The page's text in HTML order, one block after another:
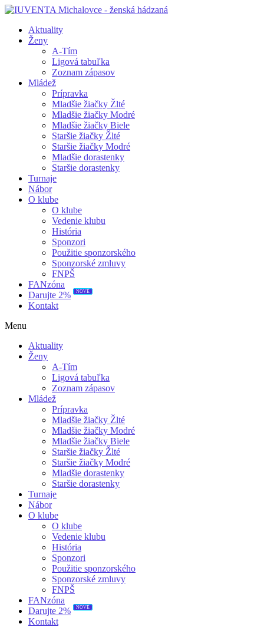
Aktuality
Ženy
A-Tím
Ligová tabuľka
Zoznam zápasov
Mládež
Prípravka
Mladšie žiačky Žlté
Mladšie žiačky Modré
Mladšie žiačky Biele
Staršie žiačky Žlté
Staršie žiačky Modré
Mladšie dorastenky
Staršie dorastenky
Turnaje
Nábor
O klube
O klube
Vedenie klubu
História
Sponzori
Použitie sponzorského
Sponzorské zmluvy
FNPŠ
FANzóna
Darujte 2%
NOVÉ
Kontakt
Menu
Aktuality
Ženy
A-Tím
Ligová tabuľka
Zoznam zápasov
Mládež
Prípravka
Mladšie žiačky Žlté
Mladšie žiačky Modré
Mladšie žiačky Biele
Staršie žiačky Žlté
Staršie žiačky Modré
Mladšie dorastenky
Staršie dorastenky
Turnaje
Nábor
O klube
O klube
Vedenie klubu
História
Sponzori
Použitie sponzorského
Sponzorské zmluvy
FNPŠ
FANzóna
Darujte 2%
NOVÉ
Kontakt